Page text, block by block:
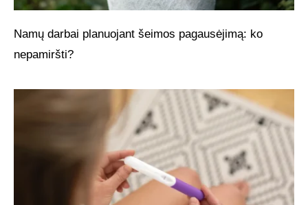
Namų darbai planuojant šeimos pagausėjimą: ko
nepamiršti?